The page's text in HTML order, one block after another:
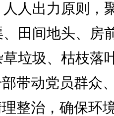
人出力原则，
田间地头、房
垃圾、枯枝落
带动党员群众
整治，确保环